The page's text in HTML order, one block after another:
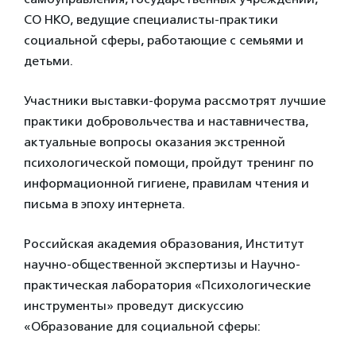
СО НКО, ведущие специалисты-практики
социальной сферы, работающие с семьями и
детьми.
Участники выставки-форума рассмотрят лучшие
практики добровольчества и наставничества,
актуальные вопросы оказания экстренной
психологической помощи, пройдут тренинг по
информационной гигиене, правилам чтения и
письма в эпоху интернета.
Российская академия образования, Институт
научно-общественной экспертизы и Научно-
практическая лаборатория «Психологические
инструменты» проведут дискуссию
«Образование для социальной сферы: